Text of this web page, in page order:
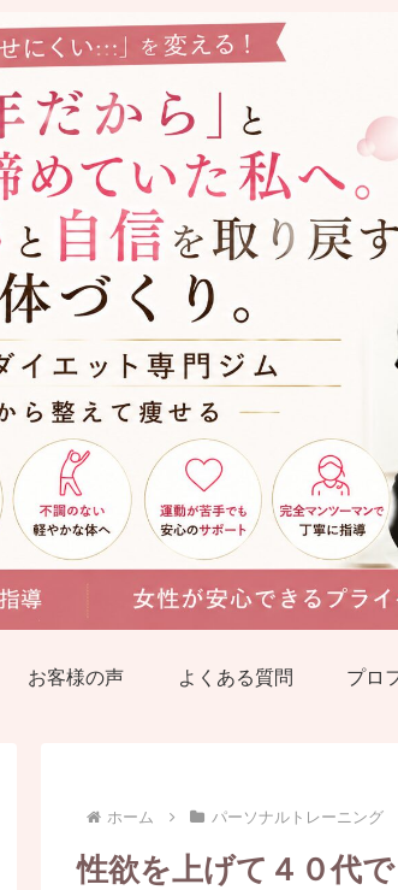
お客様の声 よくある質問 プロ
ホーム パーソナルトレーニング
性欲を上げて４０代